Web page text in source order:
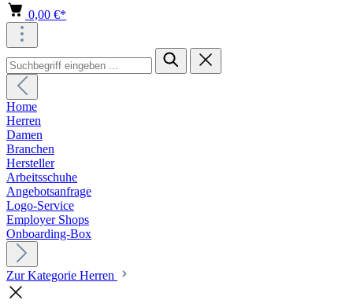
0,00 €*
Home
Herren
Damen
Branchen
Hersteller
Arbeitsschuhe
Angebotsanfrage
Logo-Service
Employer Shops
Onboarding-Box
Zur Kategorie Herren